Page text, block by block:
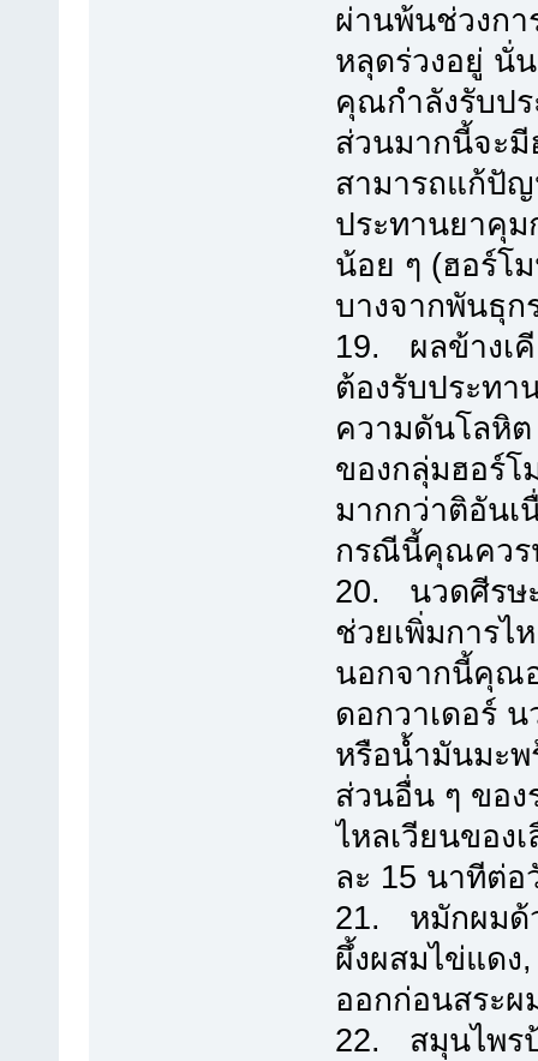
ผ่านพ้นช่วงก
หลุดร่วงอยู่ นั่
คุณกำลังรับปร
ส่วนมากนี้จะ
สามารถแก้ปัญ
ประทานยาคุ
น้อย ๆ (ฮอร์โ
บางจากพันธุก
19. ผลข้างเ
ต้องรับประทา
ความดันโลหิ
ของกลุ่มฮอร์
มากกว่าติอันเ
กรณีนี้คุณควร
20. นวดศีรษ
ช่วยเพิ่มการไ
นอกจากนี้คุณ
ดอกวาเดอร์
หรือน้ำมันมะพ
ส่วนอื่น ๆ ของ
ไหลเวียนของ
ละ 15 นาทีต่อ
21. หมักผมด้
ผึ้งผสมไข่แดง
ออกก่อนสระผ
22. สมุนไพร